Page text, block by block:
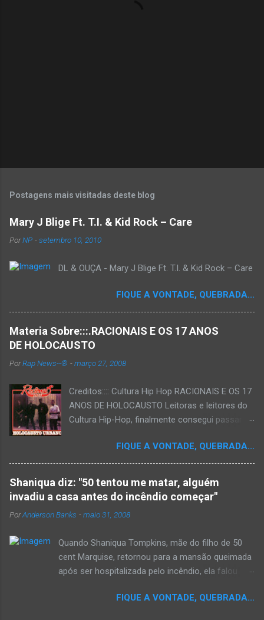
Postagens mais visitadas deste blog
Mary J Blige Ft. T.I. & Kid Rock – Care
PorNP -setembro 10, 2010
DL & OUÇA - Mary J Blige Ft. T.I. & Kid Rock – Care
FIQUE A VONTADE, QUEBRADA...
Materia Sobre:::.RACIONAIS E OS 17 ANOS
DE HOLOCAUSTO
PorRap News--® -março 27, 2008
Creditos:::: Cultura Hip Hop RACIONAIS E OS 17
ANOS DE HOLOCAUSTO Leitoras e leitores do
Cultura Hip-Hop, finalmente consegui passar
que há muito tempo vinha maturando: uma
espécie de "ensaio-tributo" ao disco mais
importante do rap brasileiro, que completará 17
anos agora em 2008. Falo de "Holocausto
Urbano", do grupo paulistano Racionais MC's.
Como de costume, uma pequena digressão. É
que o brasileiro não tem memória. Fala-se
muito por aí que não cultuamos nossos
antepassados nem nossa rica história
cabe a nós, formadores de opinião
FIQUE A VONTADE, QUEBRADA...
Shaniqua diz: "50 tentou me matar, alguém
invadiu a casa antes do incêndio começar"
PorAnderson Banks -maio 31, 2008
Quando Shaniqua Tompkins, mãe do filho de 50
cent Marquise, retornou para a mansão queimada
após ser hospitalizada pelo incêndio, ela falou
argumentações ao jornal. quando um repórter
FIQUE A VONTADE, QUEBRADA...